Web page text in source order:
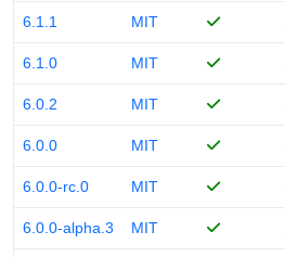
6.1.1 MIT
6.1.0 MIT
6.0.2 MIT
6.0.0 MIT
6.0.0-rc.0 MIT
6.0.0-alpha.3 MIT